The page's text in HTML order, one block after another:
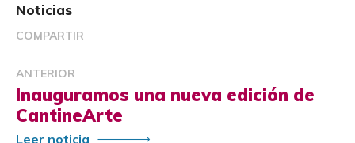
Noticias
COMPARTIR
ANTERIOR
Inauguramos una nueva edición de
CantineArte
Leer noticia